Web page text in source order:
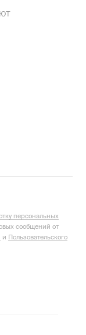
персональных
сообщений от
и Пользовательского